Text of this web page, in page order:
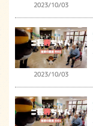
2023/10/03
2023/10/03